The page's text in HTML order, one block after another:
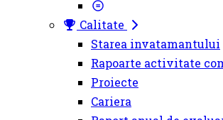
Calitate
Starea invatamantului
Rapoarte activitate
Proiecte
Cariera